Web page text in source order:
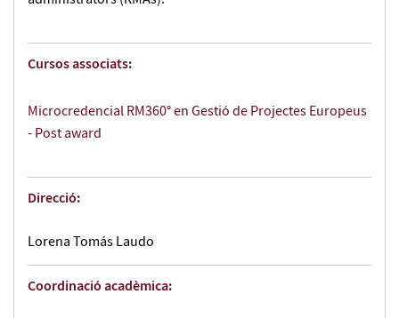
Cursos associats:
Microcredencial RM360° en Gestió de Projectes Europeus
- Post award
Direcció:
Lorena Tomás Laudo
Coordinació acadèmica: